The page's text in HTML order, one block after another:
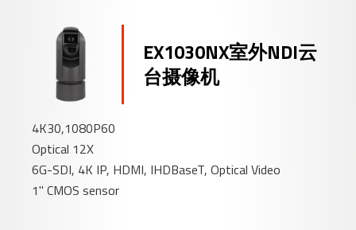
EX1030NX室外NDI云
台摄像机
4K30,1080P60
Optical 12X
6G-SDI, 4K IP, HDMI, IHDBaseT, Optical Video
1" CMOS sensor